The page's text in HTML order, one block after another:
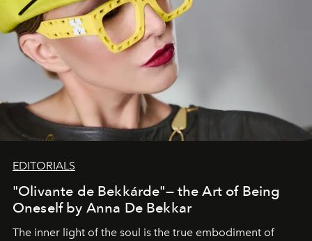
EDITORIALS
"Olivante de Bekkárde"— the Art of Being
Oneself by Anna De Bekkar
The inner light of the soul is the true embodiment of